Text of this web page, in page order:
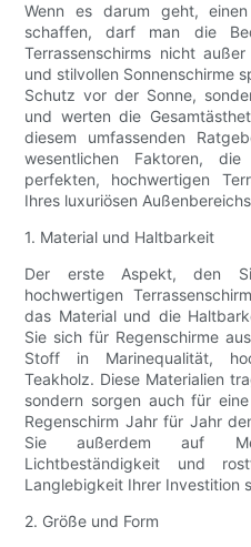
Wenn es darum geht,
schaffen, darf man die
Terrassenschirms nicht
und stilvollen Sonnenschirme
Schutz vor der Sonne,
und werten die
diesem umfassenden
wesentlichen Faktoren,
perfekten, hochwertigen
Ihres luxuriösen
1. Material und Haltbarkeit
Der erste Aspekt, den
hochwertigen
das Material und die
Sie sich für Regenschirme
Stoff in Marinequalität,
Teakholz. Diese Materialien
sondern sorgen auch für
Regenschirm Jahr für Jahr
Sie außerdem auf
Lichtbeständigkeit und
Langlebigkeit Ihrer Investition
2. Größe und Form